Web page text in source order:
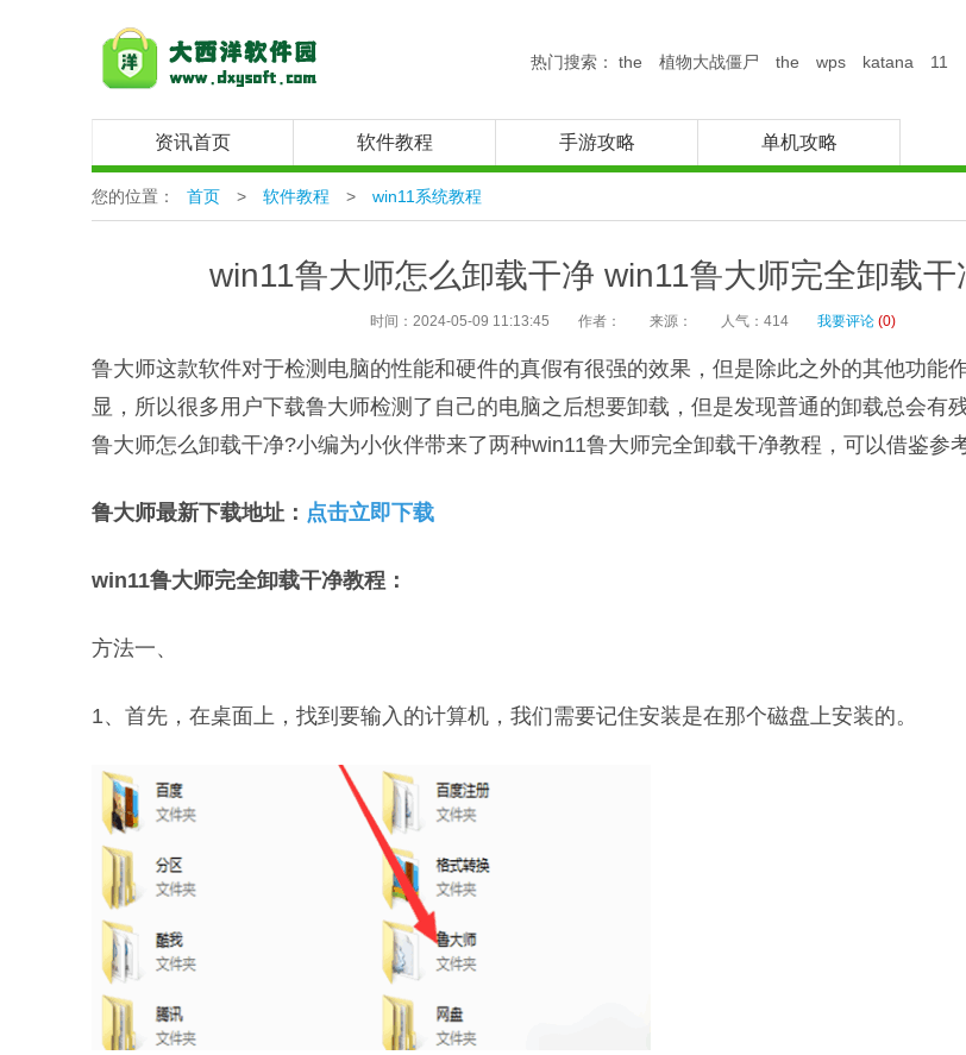
热门搜索： the 植物大战僵尸 the wps katana 11
资讯首页 软件教程 手游攻略 单机攻略
您的位置： 首页 > 软件教程 > win11系统教程
win11鲁大师怎么卸载干净 win11鲁大师完全卸载干
时间：2024-05-09 11:13:45 作者： 来源： 人气： 414 我要评论 (0)
鲁大师这款软件对于检测电脑的性能和硬件的真假有很强的效果，但是除此之外的其他功能
显，所以很多用户下载鲁大师检测了自己的电脑之后想要卸载，但是发现普通的卸载总会有
鲁大师怎么卸载干净?小编为小伙伴带来了两种win11鲁大师完全卸载干净教程，可以借鉴参考
鲁大师最新下载地址： 点击立即下载
win11鲁大师完全卸载干净教程：
方法一、
1、首先，在桌面上，找到要输入的计算机，我们需要记住安装是在那个磁盘上安装的。